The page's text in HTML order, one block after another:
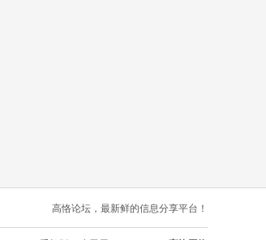
高恪论坛，最新鲜的信息分享平台！